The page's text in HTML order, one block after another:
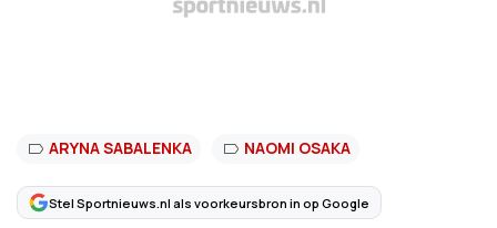
ARYNA SABALENKA NAOMI OSAKA
Stel Sportnieuws.nl als voorkeursbron in op Google